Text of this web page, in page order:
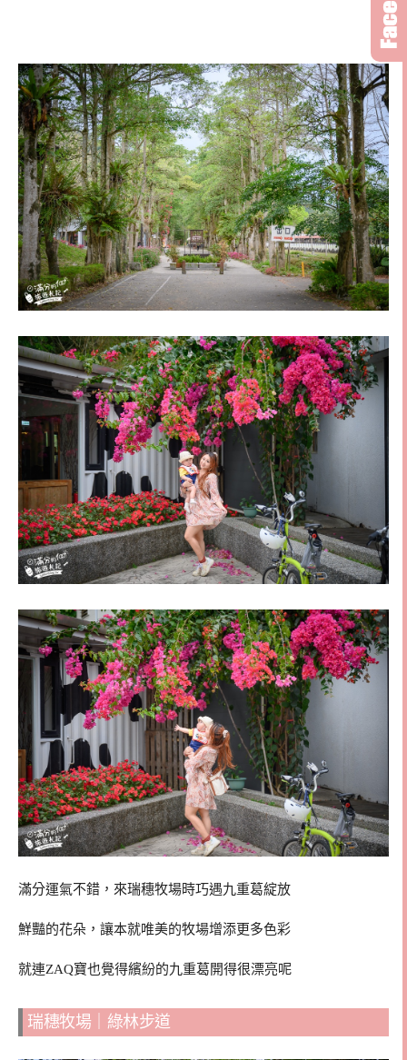
滿分運氣不錯，來瑞穗牧場時巧遇九重葛綻放
鮮豔的花朵，讓本就唯美的牧場增添更多色彩
就連ZAQ寶也覺得繽紛的九重葛開得很漂亮呢
瑞穗牧場｜綠林步道